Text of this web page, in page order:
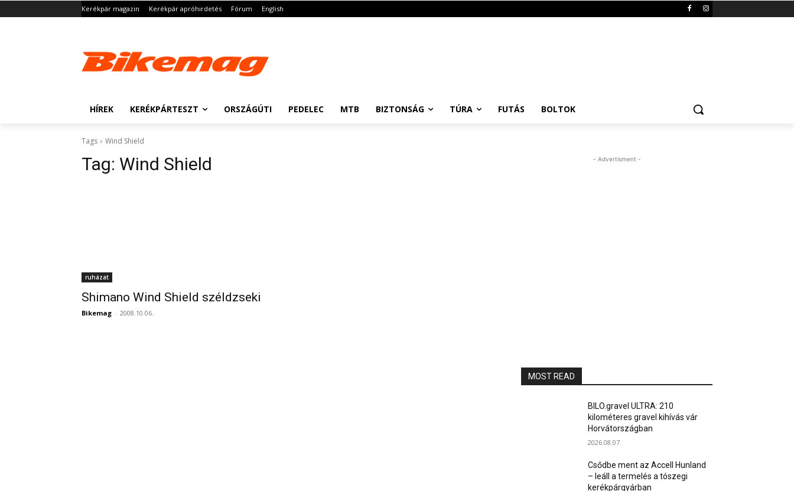
Kerékpár magazin Kerékpár apróhirdetés Fórum English
HÍREK KERÉKPÁRTESZT ORSZÁGÚTI PEDELEC MTB BIZTONSÁG TÚRA FUTÁS BOLTOK
Tags Wind Shield
Tag: Wind Shield
ruházat
Shimano Wind Shield széldzseki
Bikemag - 2008.10.06.
- Advertisment -
MOST READ
BILO.gravel ULTRA: 210
kilométeres gravel kihívás vár
Horvátországban
2026.08.07.
Csődbe ment az Accell Hunland
– leáll a termelés a tószegi
kerékpárgyárban